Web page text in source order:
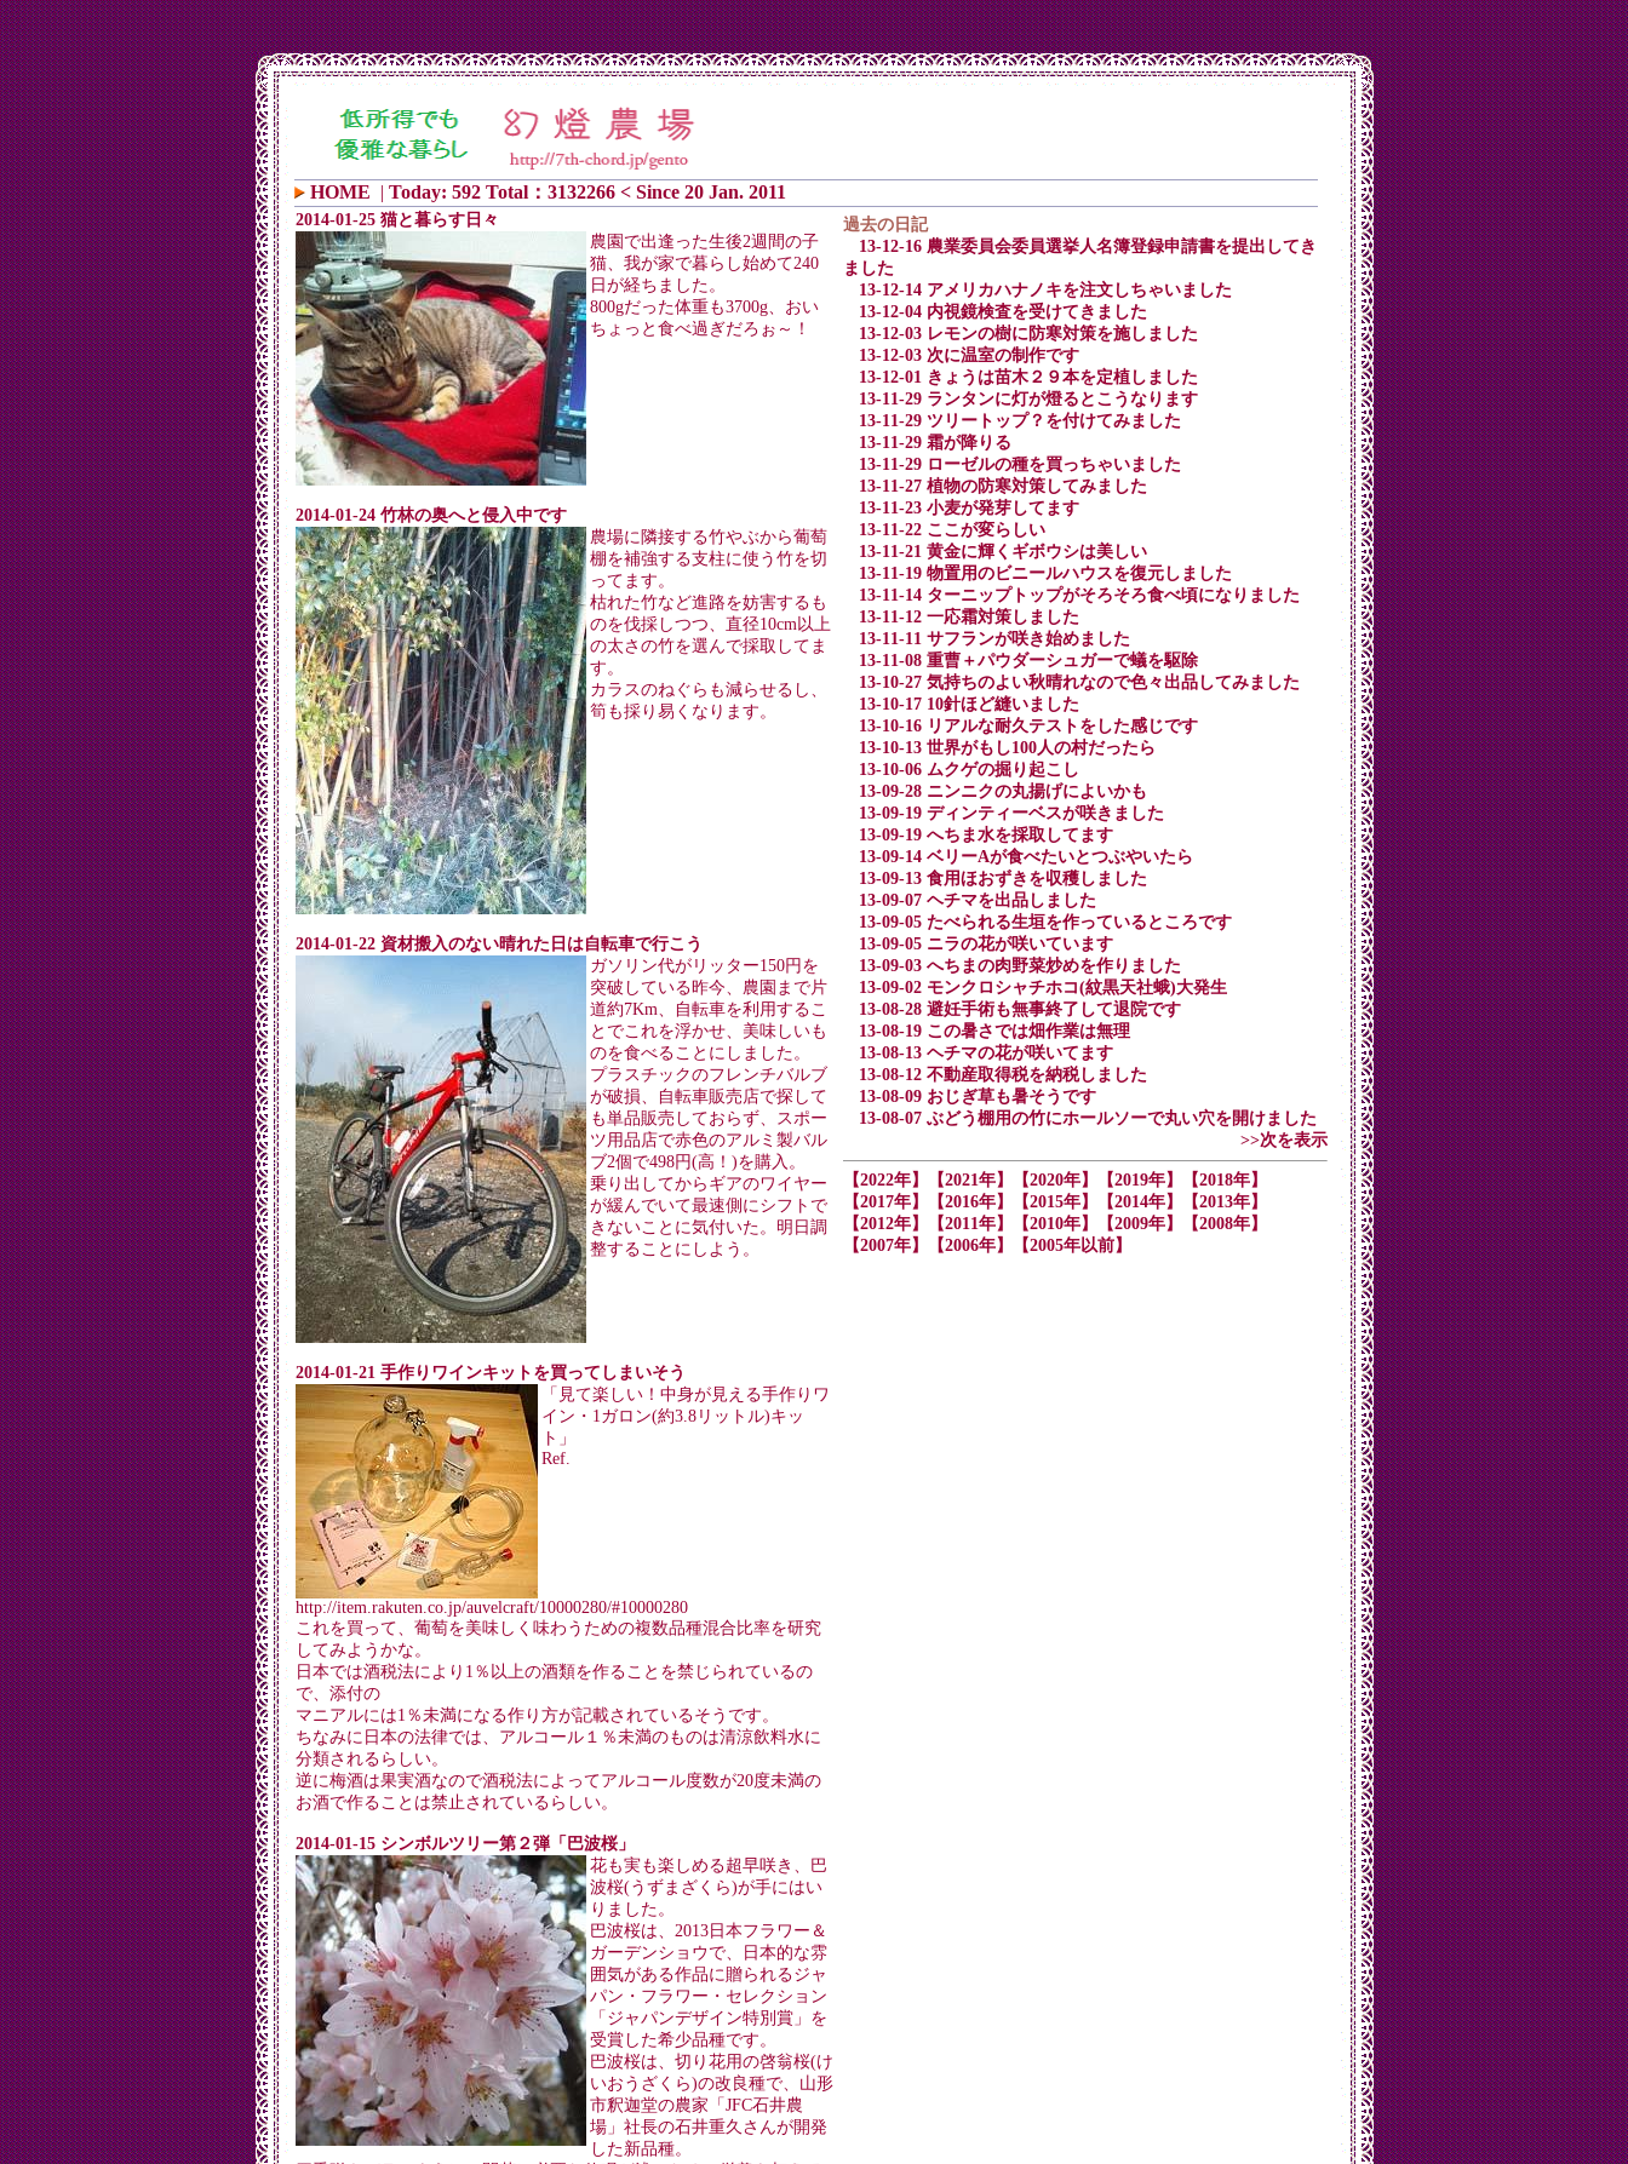
HOME | Today: 592 Total：3132266 < Since 20 Jan. 2011
2014-01-25 猫と暮らす日々
農園で出逢った生後2週間の子
猫、我が家で暮らし始めて240
日が経ちました。
800gだった体重も3700g、おい
ちょっと食べ過ぎだろぉ～！
2014-01-24 竹林の奥へと侵入中です
農場に隣接する竹やぶから葡萄
棚を補強する支柱に使う竹を切
ってます。
枯れた竹など進路を妨害するも
のを伐採しつつ、直径10cm以上
の太さの竹を選んで採取してま
す。
カラスのねぐらも減らせるし、
筍も採り易くなります。
2014-01-22 資材搬入のない晴れた日は自転車で行こう
ガソリン代がリッター150円を
突破している昨今、農園まで片
道約7Km、自転車を利用するこ
とでこれを浮かせ、美味しいも
のを食べることにしました。
プラスチックのフレンチバルブ
が破損、自転車販売店で探して
も単品販売しておらず、スポー
ツ用品店で赤色のアルミ製バル
ブ2個で498円(高！)を購入。
乗り出してからギアのワイヤー
が緩んでいて最速側にシフトで
きないことに気付いた。明日調
整することにしよう。
2014-01-21 手作りワインキットを買ってしまいそう
「見て楽しい！中身が見える手作りワ
イン・1ガロン(約3.8リットル)キッ
ト」
Ref.
http://item.rakuten.co.jp/auvelcraft/10000280/#10000280
これを買って、葡萄を美味しく味わうための複数品種混合比率を研究
してみようかな。
日本では酒税法により1％以上の酒類を作ることを禁じられているの
で、添付の
マニアルには1％未満になる作り方が記載されているそうです。
ちなみに日本の法律では、アルコール１％未満のものは清涼飲料水に
分類されるらしい。
逆に梅酒は果実酒なので酒税法によってアルコール度数が20度未満の
お酒で作ることは禁止されているらしい。
2014-01-15 シンボルツリー第２弾「巴波桜」
花も実も楽しめる超早咲き、巴
波桜(うずまざくら)が手にはい
りました。
巴波桜は、2013日本フラワー＆
ガーデンショウで、日本的な雰
囲気がある作品に贈られるジャ
パン・フラワー・セレクション
「ジャパンデザイン特別賞」を
受賞した希少品種です。
巴波桜は、切り花用の啓翁桜(け
いおうざくら)の改良種で、山形
市釈迦堂の農家「JFC石井農
場」社長の石井重久さんが開発
した新品種。
過去の日記
13-12-16 農業委員会委員選挙人名簿登録申請書を提出してき
ました
13-12-14 アメリカハナノキを注文しちゃいました
13-12-04 内視鏡検査を受けてきました
13-12-03 レモンの樹に防寒対策を施しました
13-12-03 次に温室の制作です
13-12-01 きょうは苗木２９本を定植しました
13-11-29 ランタンに灯が燈るとこうなります
13-11-29 ツリートップ？を付けてみました
13-11-29 霜が降りる
13-11-29 ローゼルの種を買っちゃいました
13-11-27 植物の防寒対策してみました
13-11-23 小麦が発芽してます
13-11-22 ここが変らしい
13-11-21 黄金に輝くギボウシは美しい
13-11-19 物置用のビニールハウスを復元しました
13-11-14 ターニップトップがそろそろ食べ頃になりました
13-11-12 一応霜対策しました
13-11-11 サフランが咲き始めました
13-11-08 重曹＋パウダーシュガーで蟻を駆除
13-10-27 気持ちのよい秋晴れなので色々出品してみました
13-10-17 10針ほど縫いました
13-10-16 リアルな耐久テストをした感じです
13-10-13 世界がもし100人の村だったら
13-10-06 ムクゲの掘り起こし
13-09-28 ニンニクの丸揚げによいかも
13-09-19 ディンティーベスが咲きました
13-09-19 へちま水を採取してます
13-09-14 ベリーAが食べたいとつぶやいたら
13-09-13 食用ほおずきを収穫しました
13-09-07 ヘチマを出品しました
13-09-05 たべられる生垣を作っているところです
13-09-05 ニラの花が咲いています
13-09-03 へちまの肉野菜炒めを作りました
13-09-02 モンクロシャチホコ(紋黒天社蛾)大発生
13-08-28 避妊手術も無事終了して退院です
13-08-19 この暑さでは畑作業は無理
13-08-13 ヘチマの花が咲いてます
13-08-12 不動産取得税を納税しました
13-08-09 おじぎ草も暑そうです
13-08-07 ぶどう棚用の竹にホールソーで丸い穴を開けました
>>次を表示
【2022年】 【2021年】 【2020年】 【2019年】
【2018年】
【2017年】
【2016年】 【2015年】 【2014年】
【2013年】
【2012年】
【2011年】 【2010年】 【2009年】
【2008年】
【2007年】
【2006年】 【2005年以前】